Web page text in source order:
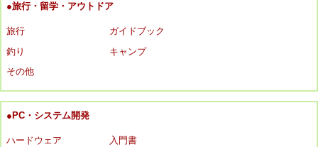
●旅行・留学・アウトドア
旅行
ガイドブック
釣り
キャンプ
その他
●PC・システム開発
ハードウェア
入門書